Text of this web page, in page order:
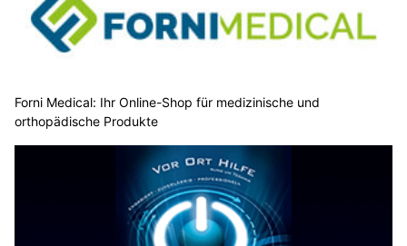
Forni Medical: Ihr Online-Shop für medizinische und
orthopädische Produkte